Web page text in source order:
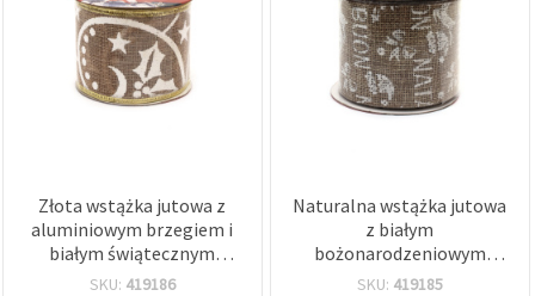
Złota wstążka jutowa z
aluminiowym brzegiem i
białym świątecznym
wzorem, 60 mm x 2,7 m
SKU: 419186
Naturalna wstążka jutowa
z białym
bożonarodzeniowym
nadrukiem, 60 mm x 2,7 m
SKU: 419185